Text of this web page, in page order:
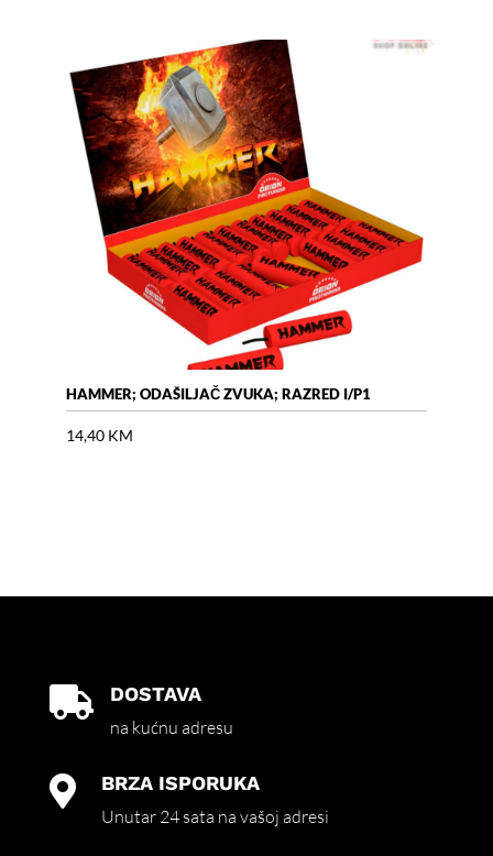
HAMMER; ODAŠILJAČ ZVUKA; RAZRED I/P1
14,40 KM
 DOSTAVA
na kućnu adresu
 BRZA ISPORUKA
Unutar 24 sata na vašoj adresi